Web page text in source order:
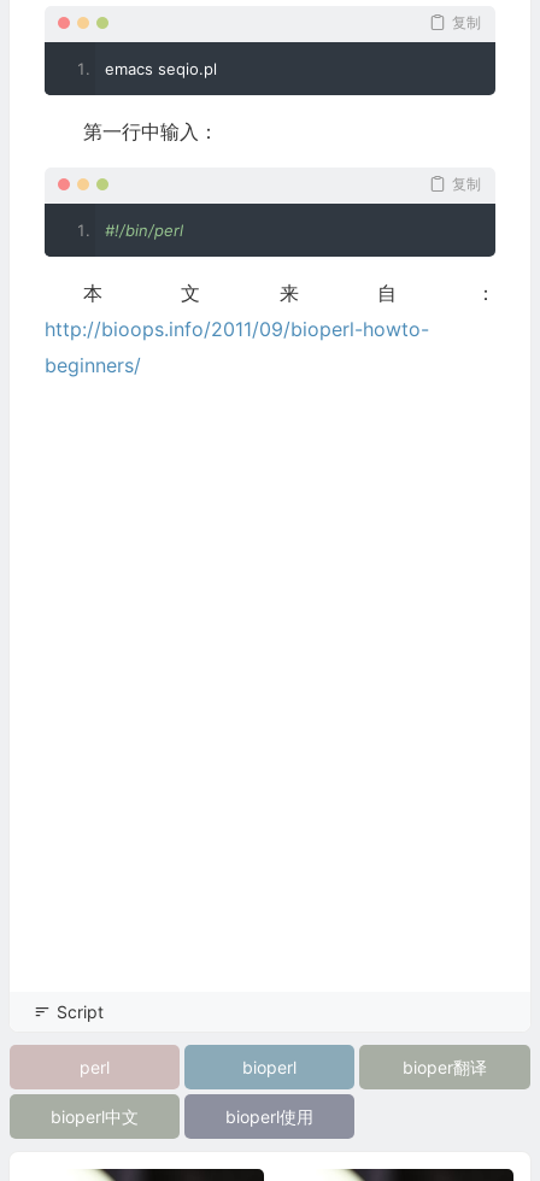
复制
emacs seqio.pl
第一行中输入：
复制
#!/bin/perl
本文来自：
http://bioops.info/2011/09/bioperl-howto-
beginners/
Script
perl bioperl bioper翻译
bioperl中文 bioperl使用